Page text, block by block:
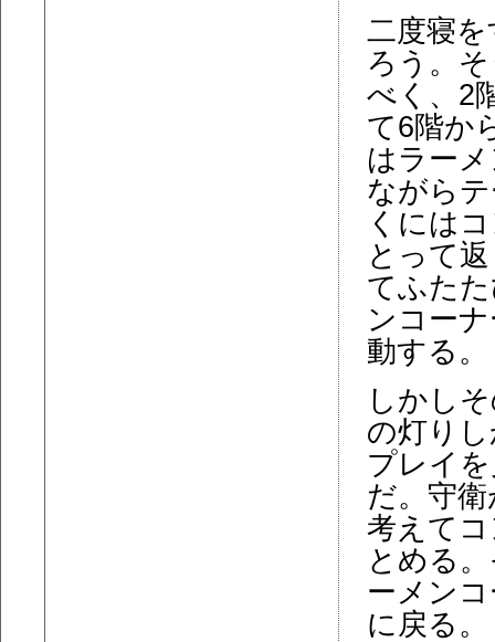
二度寝
ろう。
べく、2
て6階か
はラー
ながら
くには
とって
てふた
ンコー
動する。
しかし
の灯り
プレイ
だ。守
考えて
とめる
ーメン
に戻る。